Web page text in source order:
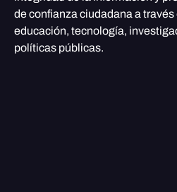
de confianza ciudadana a
educación, tecnología,
políticas públicas.